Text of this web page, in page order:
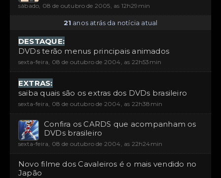
sábado, 08 de outubro de 2005, as 12h29min
21 anos atrás da notícia atual
DESTAQUE:
DVDs terão menus principais animados
sexta-feira, 08 de outubro de 2004, as 22h53min
EXTRAS:
saiba quais são os extras dos DVDs brasileiro
sexta-feira, 08 de outubro de 2004, as 22h38min
Confira os CARDS que acompanham os
DVDs brasileiro
sexta-feira, 08 de outubro de 2004, as 22h24min
Novo filme dos Cavaleiros é o mais vendido no
Japão